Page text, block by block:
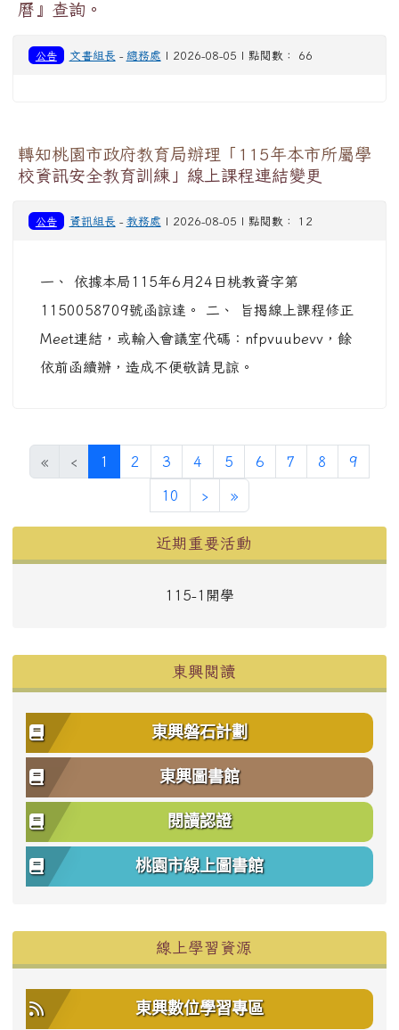
曆』查詢。
公告 文書組長 - 總務處 | 2026-08-05 | 點閱數： 66
轉知桃園市政府教育局辦理「115年本市所屬學
校資訊安全教育訓練」線上課程連結變更
公告 資訊組長 - 教務處 | 2026-08-05 | 點閱數： 12
一、 依據本局115年6月24日桃教資字第
1150058709號函諒達。 二、 旨揭線上課程修正
Meet連結，或輸入會議室代碼：nfpvuubevv，餘
依前函續辦，造成不便敬請見諒。
« ‹ 1 (目前頁次)
2 3 4 5 6 7 8 9
10 ›下一頁
»最後頁
近期重要活動
115-1開學
東興閱讀
東興磐石計劃
東興圖書館
閱讀認證
桃園市線上圖書館
線上學習資源
東興數位學習專區